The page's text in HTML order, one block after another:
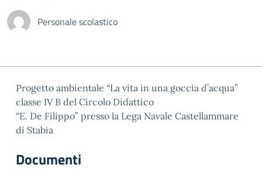
Personale scolastico
Progetto ambientale “La vita in una goccia d’acqua”
classe IV B del Circolo Didattico
“E. De Filippo” presso la Lega Navale Castellammare
di Stabia
Documenti